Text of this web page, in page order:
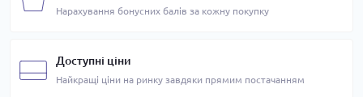
Нарахування бонусних балів за кожну покупку
Доступні ціни
Найкращі ціни на ринку завдяки прямим постачанням